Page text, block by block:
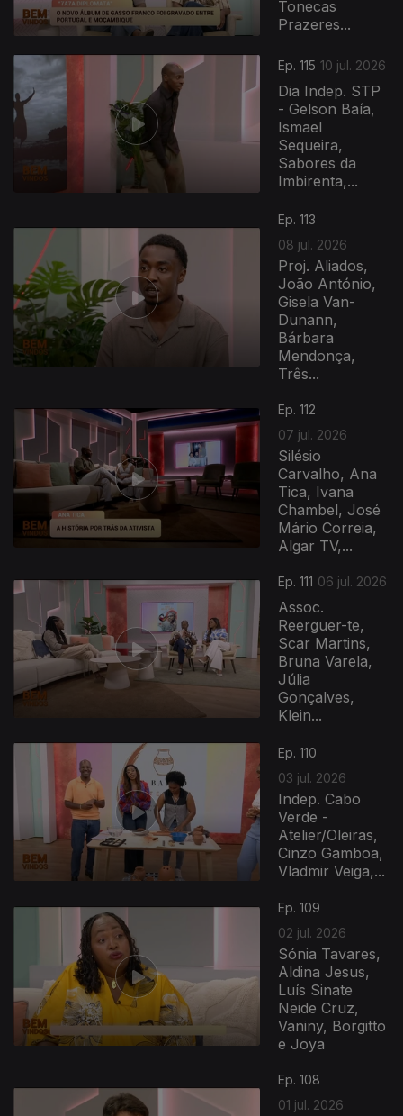
Tonecas
Prazeres...
Ep. 115 10 jul. 2026
Dia Indep. STP
- Gelson Baía,
Ismael
Sequeira,
Sabores da
Imbirenta,...
Ep. 113
08 jul. 2026
Proj. Aliados,
João António,
Gisela Van-
Dunann,
Bárbara
Mendonça,
Três...
Ep. 112
07 jul. 2026
Silésio
Carvalho, Ana
Tica, Ivana
Chambel, José
Mário Correia,
Algar TV,...
Ep. 111 06 jul. 2026
Assoc.
Reerguer-te,
Scar Martins,
Bruna Varela,
Júlia
Gonçalves,
Klein...
Ep. 110
03 jul. 2026
Indep. Cabo
Verde -
Atelier/Oleiras,
Cinzo Gamboa,
Vladmir Veiga,...
Ep. 109
02 jul. 2026
Sónia Tavares,
Aldina Jesus,
Luís Sinate
Neide Cruz,
Vaniny, Borgitto
e Joya
Ep. 108
01 jul. 2026